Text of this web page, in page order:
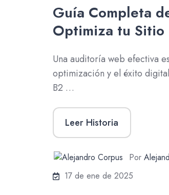
Guía Completa
Optimiza tu Sitio
Una auditoría web efectiva
optimización y el éxito
B2 …
Leer Historia
Por
17 de ene de 2025